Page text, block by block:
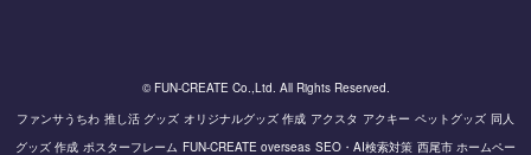
© FUN-CREATE Co.,Ltd. All Rights Reserved.
ファンサうちわ 推し活 グッズ オリジナルグッズ 作成 アクスタ アクキー ペットグッズ 同人
グッズ 作成 ポスターフレーム FUN-CREATE overseas SEO・AI検索対策 西尾市 ホームペー